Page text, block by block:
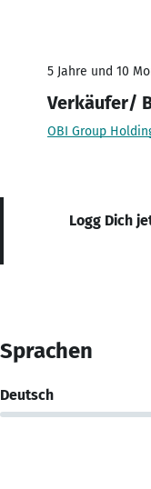
5 Jahre und 10
Verkäufer/
OBI Group
Logg Dich
Sprachen
Deutsch